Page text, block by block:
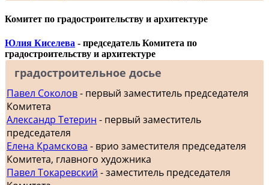
Комитет по градостроительству и архитектуре
Юлия Киселева - председатель Комитета по
градостроительству и архитектуре
градостроительное досье
Павел Соколов- первый заместитель председателя
Комитета
Александр Тетерин - первый заместитель
председателя
Елена Крамскова - врио заместителя председателя
Комитета, главного художника
Павел Токаревский - заместитель председателя